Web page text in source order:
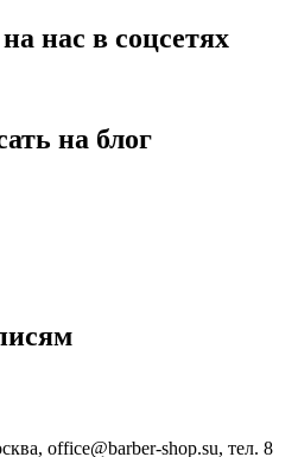
нас в соцсетях
на блог
office@barber-shop.su, тел. 8